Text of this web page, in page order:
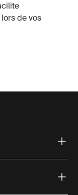
lors de vos
que votre
ou d’un sac